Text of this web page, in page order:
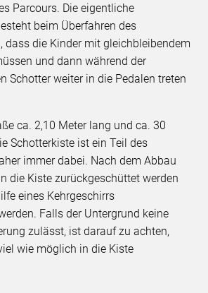
Parcours. Die eigentliche
beim Überfahren des
dass die Kinder mit gleichbleibendem
und dann während der
Schotter weiter in die Pedalen treten
ca. 2,10 Meter lang und ca. 30
Schotterkiste ist ein Teil des
immer dabei. Nach dem Abbau
die Kiste zurückgeschüttet werden
eines Kehrgeschirrs
Falls der Untergrund keine
zulässt, ist darauf zu achten,
wie möglich in die Kiste